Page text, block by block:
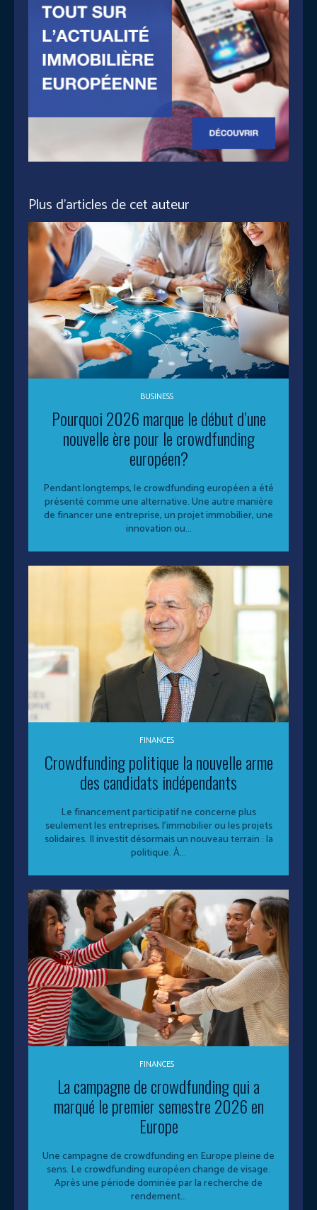
Plus d'articles de cet auteur
BUSINESS
Pourquoi 2026 marque le début d’une
nouvelle ère pour le crowdfunding
européen?
Pendant longtemps, le crowdfunding européen a été
présenté comme une alternative. Une autre manière
de financer une entreprise, un projet immobilier, une
innovation ou...
FINANCES
Crowdfunding politique la nouvelle arme
des candidats indépendants
Le financement participatif ne concerne plus
seulement les entreprises, l’immobilier ou les projets
solidaires. Il investit désormais un nouveau terrain : la
politique. À...
FINANCES
La campagne de crowdfunding qui a
marqué le premier semestre 2026 en
Europe
Une campagne de crowdfunding en Europe pleine de
sens. Le crowdfunding européen change de visage.
Après une période dominée par la recherche de
rendement...